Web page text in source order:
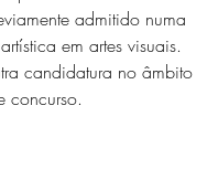
admitido numa
em artes visuais.
candidatura no âmbito
concurso.